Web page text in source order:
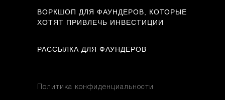
Политика конфиденциальности
ВОРКШОП ДЛЯ ФАУНДЕРОВ, КОТОРЫЕ
ХОТЯТ ПРИВЛЕЧЬ ИНВЕСТИЦИИ
РАССЫЛКА ДЛЯ ФАУНДЕРОВ